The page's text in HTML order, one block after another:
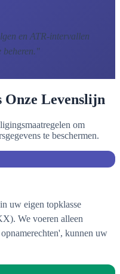
en ATR-intervallen
beheren. "
Onze Levenslijn
om
te beschermen.
uw eigen topklasse
We voeren alleen
kunnen uw